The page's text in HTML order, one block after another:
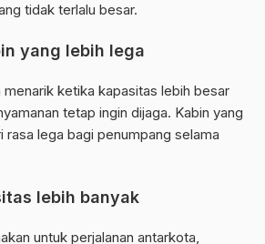
tidak terlalu besar.
yang lebih lega
menarik ketika kapasitas lebih besar
tetap ingin dijaga. Kabin yang
rasa lega bagi penumpang selama
lebih banyak
untuk perjalanan antarkota,